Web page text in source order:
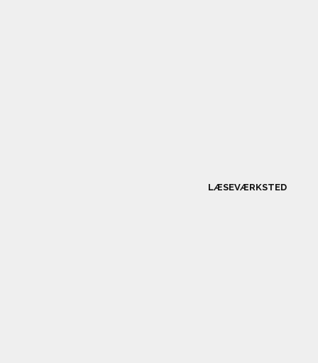
LÆSEVÆRKSTED